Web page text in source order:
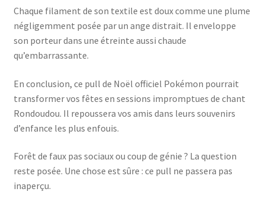
Chaque filament de son textile est doux comme une plume
négligemment posée par un ange distrait. Il enveloppe
son porteur dans une étreinte aussi chaude
qu’embarrassante.
En conclusion, ce pull de Noël officiel Pokémon pourrait
transformer vos fêtes en sessions impromptues de chant
Rondoudou. Il repoussera vos amis dans leurs souvenirs
d’enfance les plus enfouis.
Forêt de faux pas sociaux ou coup de génie ? La question
reste posée. Une chose est sûre : ce pull ne passera pas
inaperçu.